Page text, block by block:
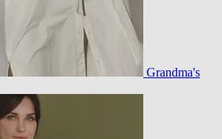
Grandma's